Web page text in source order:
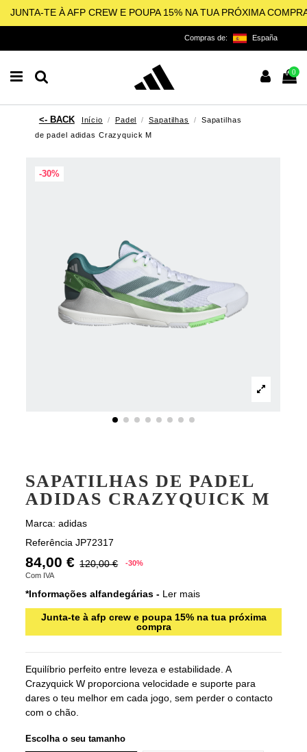
JUNTA-TE À AFP CREW E POUPA 15% NA TUA PRÓXIMA
Compras de: España
0
Início Padel Sapatilhas
Sapatilhas
de padel adidas Crazyquick M
-30%
SAPATILHAS DE PADEL
ADIDAS CRAZYQUICK M
Marca: adidas
Referência JP72317
84,00 € 120,00 €
-30%
Com IVA
*Informações alfandegárias - Ler mais
Junta-te à afp crew e poupa 15% na tua próxima
compra
Equilíbrio perfeito entre leveza e estabilidade. A
Crazyquick W proporciona velocidade e suporte para
dares o teu melhor em cada jogo, sem perder o contacto
com o chão.
Escolha o seu tamanho